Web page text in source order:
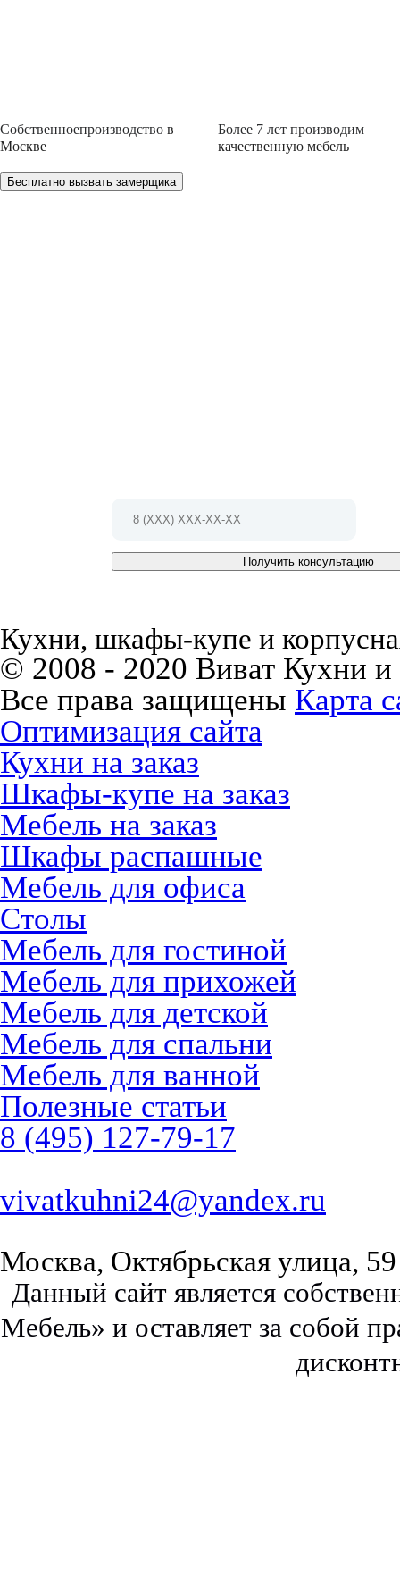
Собственноепроизводство в
Москве
Более 7 летпроизводим
качественную мебель
Бесплатно вызвать замерщика
Получить консультацию
Кухни, шкафы-купе и
© 2008 - 2020 Виват Кухни
Все права защищены Карта
Оптимизация сайта
Кухни на заказ
Шкафы-купе на заказ
Мебель на заказ
Шкафы распашные
Мебель для офиса
Столы
Мебель для гостиной
Мебель для прихожей
Мебель для детской
Мебель для спальни
Мебель для ванной
Полезные статьи
8 (495) 127-79-17
vivatkuhni24@yandex.ru
Москва, Октябрьская улица, 59
Данный сайт является
Мебель» и оставляет за собой